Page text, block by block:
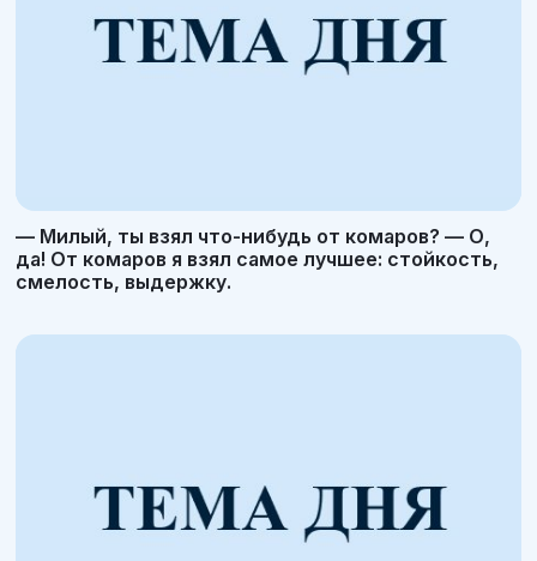
— Милый, ты взял что-нибудь от комаров? — О,
да! От комаров я взял самое лучшее: стойкость,
смелость, выдержку.